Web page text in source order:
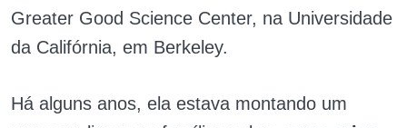
Greater Good Science Center, na Universidade
da Califórnia, em Berkeley.
Há alguns anos, ela estava montando um